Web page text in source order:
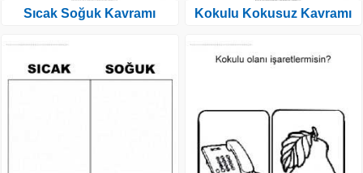
Sıcak Soğuk Kavramı Kokulu Kokusuz Kavramı